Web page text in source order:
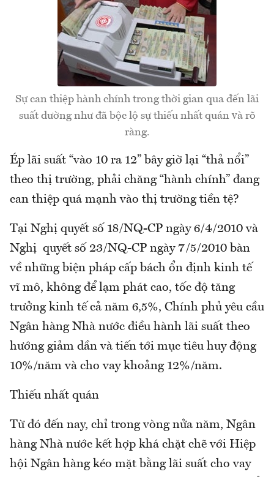
Sự can thiệp hành chính trong thời gian qua đến lãi
suất dường như đã bộc lộ sự thiếu nhất quán và rõ
ràng.
Ép lãi suất “vào 10 ra 12” bây giờ lại “thả nổi”
theo thị trường, phải chăng “hành chính” đang
can thiệp quá mạnh vào thị trường tiền tệ?
Tại Nghị quyết số 18/NQ-CP ngày 6/4/2010 và
Nghị quyết số 23/NQ-CP ngày 7/5/2010 bàn
về những biện pháp cấp bách ổn định kinh tế
vĩ mô, không để lạm phát cao, tốc độ tăng
trưởng kinh tế cả năm 6,5%, Chính phủ yêu cầu
Ngân hàng Nhà nước điều hành lãi suất theo
hướng giảm dần và tiến tới mục tiêu huy động
10%/năm và cho vay khoảng 12%/năm.
Thiếu nhất quán
Từ đó đến nay, chỉ trong vòng nửa năm, Ngân
hàng Nhà nước kết hợp khá chặt chẽ với Hiệp
hội Ngân hàng kéo mặt bằng lãi suất cho vay